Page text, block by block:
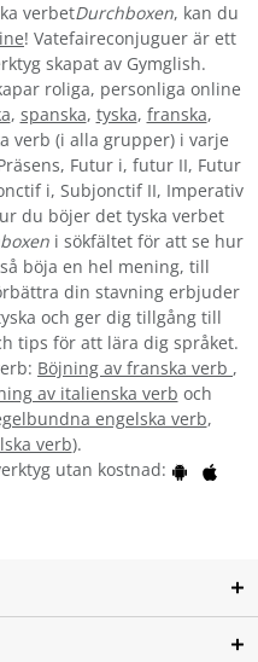
verbetDurchboxen, kan du
! Vatefaireconjuguer är ett
skapat av Gymglish.
roliga, personliga online
, spanska, tyska, franska,
verb (i alla grupper) i varje
Futur i, futur II, Futur
i, Subjonctif II, Imperativ
du böjer det tyska verbet
i sökfältet för att se hur
böja en hel mening, till
din stavning erbjuder
och ger dig tillgång till
tips för att lära dig språket.
Böjning av franska verb ,
av italienska verb och
engelska verb,
verb).
utan kostnad: